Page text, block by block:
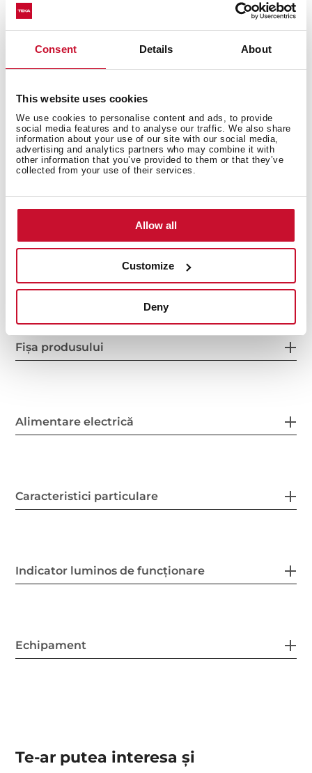
Consent Details About
This website uses cookies
We use cookies to personalise content and ads, to provide
social media features and to analyse our traffic. We also share
information about your use of our site with our social media,
advertising and analytics partners who may combine it with
other information that you’ve provided to them or that they’ve
collected from your use of their services.
Allow all
Customize
Deny
Dimensiuni interioare
Dimensiuni exterioare
Măsuri de montare
Fișa produsului
Alimentare electrică
Caracteristici particulare
Indicator luminos de funcționare
Echipament
Te-ar putea interesa şi